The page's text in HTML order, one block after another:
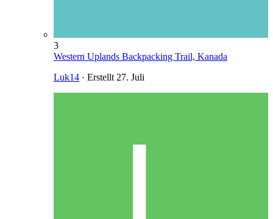
3
Western Uplands Backpacking Trail, Kanada
Luk14 · Erstellt27. Juli